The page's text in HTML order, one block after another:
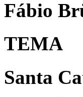
Fábio
TEMA
Santa